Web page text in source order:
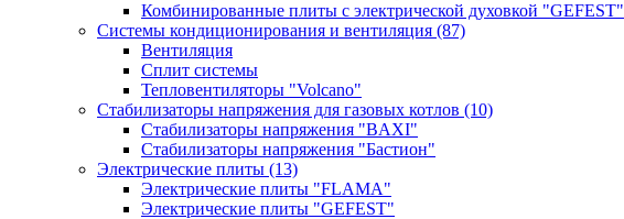
Комбинированные плиты с электрической духовкой "GEFEST"
Системы кондиционирования и вентиляция (87)
Вентиляция
Сплит системы
Тепловентиляторы "Volcano"
Стабилизаторы напряжения для газовых котлов (10)
Стабилизаторы напряжения "BAXI"
Стабилизаторы напряжения "Бастион"
Электрические плиты (13)
Электрические плиты "FLAMA"
Электрические плиты "GEFEST"